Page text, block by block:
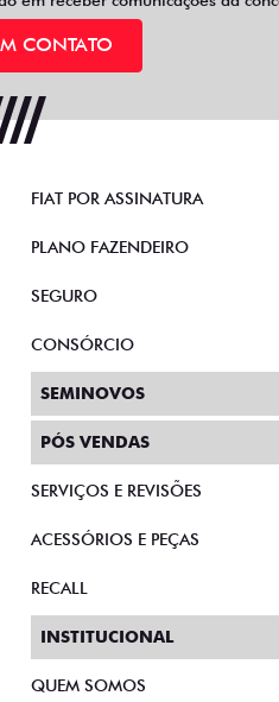
e incentivos fiscais,
consumo de combustível e
TEM
que entraremos em